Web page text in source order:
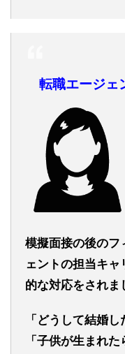
転職エージェ
模擬面接の後のフ
ェントの担当キ
的な対応をされま
「どうして結婚
「子供が生まれ